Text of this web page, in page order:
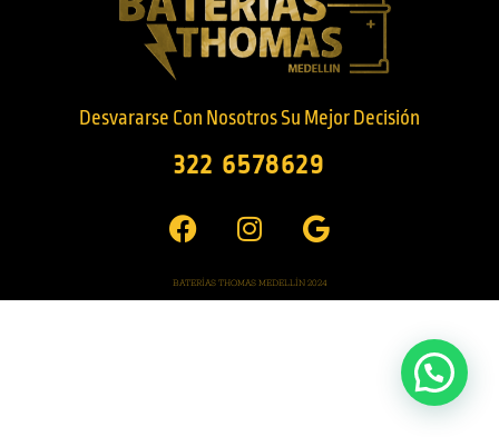
Desvararse Con Nosotros Su Mejor Decisión
322 6578629
BATERÍAS THOMAS MEDELLÍN 2024